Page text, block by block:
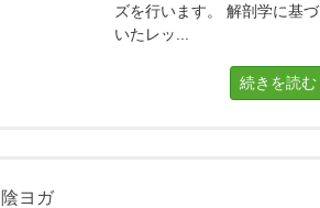
ズを行います。 解剖学に基づ
いたレッ...
続きを読む
陰ヨガ